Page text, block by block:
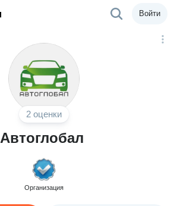
Войти
2 оценки
Автоглобал
Организация